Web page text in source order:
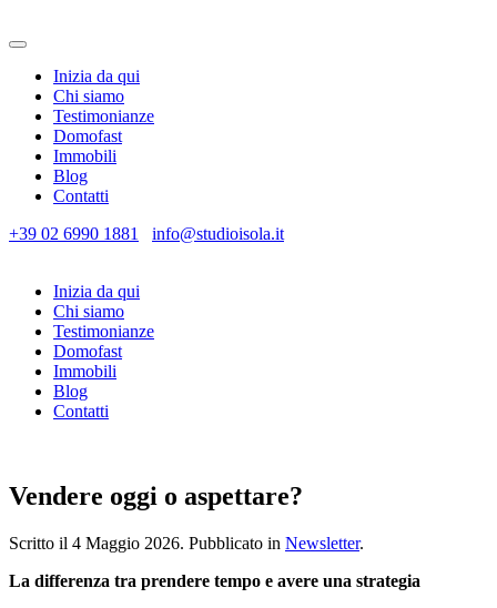
Inizia da qui
Chi siamo
Testimonianze
Domofast
Immobili
Blog
Contatti
+39 02 6990 1881
info@studioisola.it
Inizia da qui
Chi siamo
Testimonianze
Domofast
Immobili
Blog
Contatti
Vendere oggi o aspettare?
Scritto il 4 Maggio 2026. Pubblicato in Newsletter.
La differenza tra prendere tempo e avere una strategia